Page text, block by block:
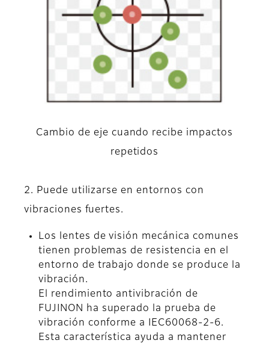
Cambio de eje cuando recibe impactos
repetidos
2. Puede utilizarse en entornos con
vibraciones fuertes.
Los lentes de visión mecánica comunes
tienen problemas de resistencia en el
entorno de trabajo donde se produce la
vibración.
El rendimiento antivibración de
FUJINON ha superado la prueba de
vibración conforme a IEC60068-2-6.
Esta característica ayuda a mantener